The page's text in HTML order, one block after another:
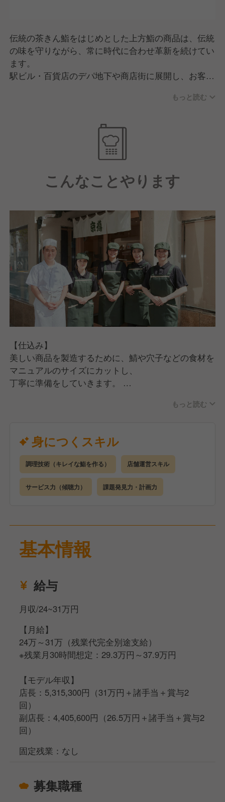
伝統の茶きん鮨をはじめとした上方鮨の商品は、伝統
の味を守りながら、常に時代に合わせ革新を続けてい
ます。
駅ビル・百貨店のデパ地下や商店街に展開し、お客様
テイクアウトブランドの中には、
「京樽・スシロー」「味燈京樽」「Sushi Avenue
K‘s」「SUSHI DELISEA」「鮨小路京」などがありま
もっと読む
こんなことやります
【仕込み】
美しい商品を製造するために、鯖や穴子などの食材を
マニュアルのサイズにカットし、
丁寧に準備をしていきます。
います。
美味しいはもちろんですが、お客様が手に取りたくな
るような商品に仕上げることが重要です。
【接客】
短い時間の中で、お客様へ一つでも多くの商品をお届
【店舗運営】
食材や包材の発注・在庫チェックなどをします。
ト業務へとステップアップします。
もっと読む
身につくスキル
調理技術（キレイな鮨を作る） 店舗運営スキル
サービス力（傾聴力） 課題発見力・計画力
基本情報
給与
月収/24~31万円
【月給】
24万～31万（残業代完全別途支給）
※残業月30時間想定：29.3万円～37.9万円
【モデル年収】
店長：5,315,300円（31万円＋諸手当＋賞与2
回）
副店長：4,405,600円（26.5万円＋諸手当＋賞与2
回）
固定残業：なし
募集職種